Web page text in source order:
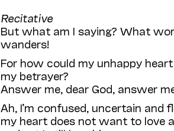
Recitative
But what am I saying? What
wanders!
For how could my unhappy
my betrayer?
Answer me, dear God, answer
Ah, I’m confused, uncertain and
my heart does not want to love